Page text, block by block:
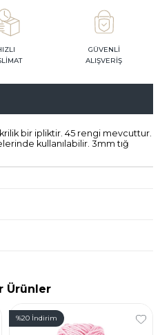
GÜVENLİ
ALIŞVERİŞ
bir ipliktir. 45 rengi mevcuttur.
kullanılabilir. 3mm tığ
Ürünler
%20 İndirim